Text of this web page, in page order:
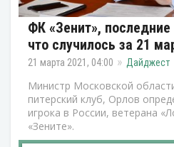
ФК «Зенит», последние
что случилось за 21
21 марта 2021, 04:00 Дайджест
Министр Московской
питерский клуб, Орлов
игрока в России, ветерана
«Зените».